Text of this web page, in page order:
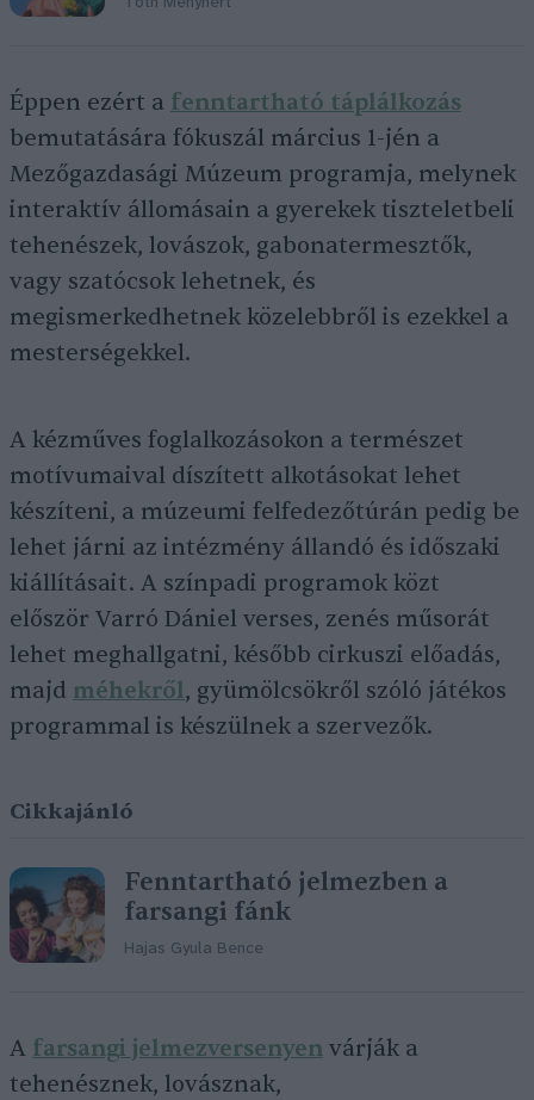
Éppen ezért a fenntartható táplálkozás
bemutatására fókuszál március 1-jén a
Mezőgazdasági Múzeum programja, melynek
interaktív állomásain a gyerekek tiszteletbeli
tehenészek, lovászok, gabonatermesztők,
vagy szatócsok lehetnek, és
megismerkedhetnek közelebbről is ezekkel a
mesterségekkel.
A kézműves foglalkozásokon a természet
motívumaival díszített alkotásokat lehet
készíteni, a múzeumi felfedezőtúrán pedig be
lehet járni az intézmény állandó és időszaki
kiállításait. A színpadi programok közt
először Varró Dániel verses, zenés műsorát
lehet meghallgatni, később cirkuszi előadás,
majd méhekről, gyümölcsökről szóló játékos
programmal is készülnek a szervezők.
Cikkajánló
Fenntartható jelmezben a
farsangi fánk
Hajas Gyula Bence
A farsangi jelmezversenyen várják a
tehenésznek, lovásznak,